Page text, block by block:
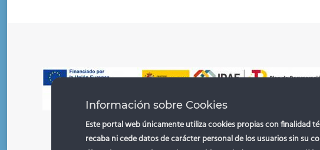
Información sobre Cookies
Este portal web únicamente utiliza cookies propias con finalidad
recaba ni cede datos de carácter personal de los usuarios sin su